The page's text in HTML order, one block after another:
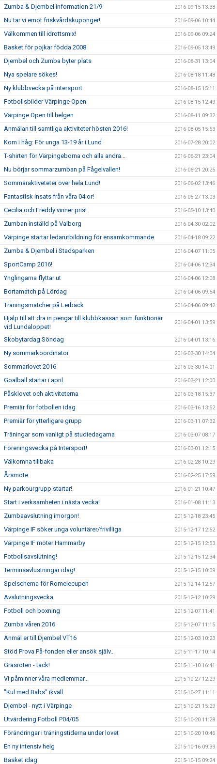
Zumba & Djembel information 21/9 2016-09-15 13:38
Nu tar vi emot friskvårdskuponger! 2016-09-06 10:44
Välkommen till idrottsmix! 2016-09-06 09:24
Basket för pojkar födda 2008 2016-09-05 13:49
Djembel och Zumba byter plats 2016-08-31 13:04
Nya spelare sökes! 2016-08-18 11:48
Ny klubbvecka på intersport 2016-08-15 15:11
Fotbollsbilder Värpinge Open 2016-08-15 12:49
Värpinge Open till helgen 2016-08-11 09:32
Anmälan till samtliga aktiviteter hösten 2016! 2016-08-05 15:53
Kom i håg: För unga 13-19 år i Lund 2016-07-28 20:02
T-shirten för Värpingeborna och alla andra... 2016-06-21 23:04
Nu börjar sommarzumban på Fågelvallen! 2016-06-21 20:25
Sommaraktiveteter över hela Lund! 2016-06-02 13:46
Fantastisk insats från våra 04:or! 2016-05-27 13:03
Cecilia och Freddy vinner pris! 2016-05-10 13:40
Zumban inställd på Valborg 2016-04-30 02:02
Värpinge startar ledarutbildning för ensamkommande 2016-04-18 09:22
Zumba & Djembel i Stadsparken 2016-04-07 11:05
SportCamp 2016! 2016-04-06 12:34
Ynglingarna flyttar ut 2016-04-06 12:08
Bortamatch på Lördag 2016-04-06 09:54
Träningsmatcher på Lerbäck 2016-04-06 09:42
Hjälp till att dra in pengar till klubbkassan som funktionär
vid Lundaloppet!
2016-04-01 13:59
Skobytardag Söndag 2016-04-01 13:16
Ny sommarkoordinator 2016-03-30 14:04
Sommarlovet 2016 2016-03-30 14:01
Goalball startar i april 2016-03-21 12:00
Påsklovet och aktiviteterna 2016-03-18 15:37
Premiär för fotbollen idag 2016-03-16 13:52
Premiär för ytterligare grupp 2016-03-11 07:32
Träningar som vanligt på studiedagarna 2016-03-07 08:17
Föreningsvecka på Intersport! 2016-03-01 12:15
Välkomna tillbaka 2016-02-28 10:29
Årsmöte 2016-02-25 17:59
Ny parkourgrupp startar! 2016-01-21 10:47
Start i verksamheten i nästa vecka! 2016-01-08 11:13
Zumbaavslutning imorgon! 2015-12-18 23:45
Värpinge IF söker unga voluntärer/frivilliga 2015-12-17 12:52
Värpinge IF möter Hammarby 2015-12-15 12:53
Fotbollsavslutning! 2015-12-15 12:34
Terminsavlustningar idag! 2015-12-15 10:09
Spelschema för Romelecupen 2015-12-14 12:57
Avslutningsvecka 2015-12-12 10:29
Fotboll och boxning 2015-12-07 11:41
Zumba våren 2016 2015-12-07 11:15
Anmäl er till Djembel VT16 2015-12-03 10:23
Stöd Prova På-fonden eller ansök själv... 2015-11-17 10:14
Gräsroten - tack! 2015-11-10 16:41
Vi påminner våra medlemmar... 2015-10-27 12:29
"Kul med Babs" ikväll 2015-10-27 11:11
Djembel - nytt i Värpinge 2015-10-21 15:29
Utvärdering Fotboll P04/05 2015-10-20 11:28
Förändringar i träningstiderna under lovet 2015-10-20 10:46
En ny intensiv helg 2015-10-16 09:39
Basket idag 2015-10-15 09:24